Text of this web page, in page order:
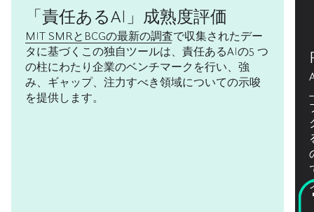
「責任あるAI」成熟度評価
MIT SMRとBCGの最新の調査で収集されたデー
タに基づくこの独自ツールは、責任あるAIの5 つ
の柱にわたり企業のベンチマークを行い、強
み、ギャップ、注力すべき領域についての示唆
を提供します。